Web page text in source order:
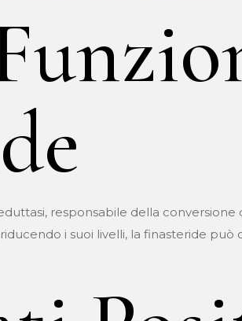
responsabile della
i suoi livelli, la finasteride